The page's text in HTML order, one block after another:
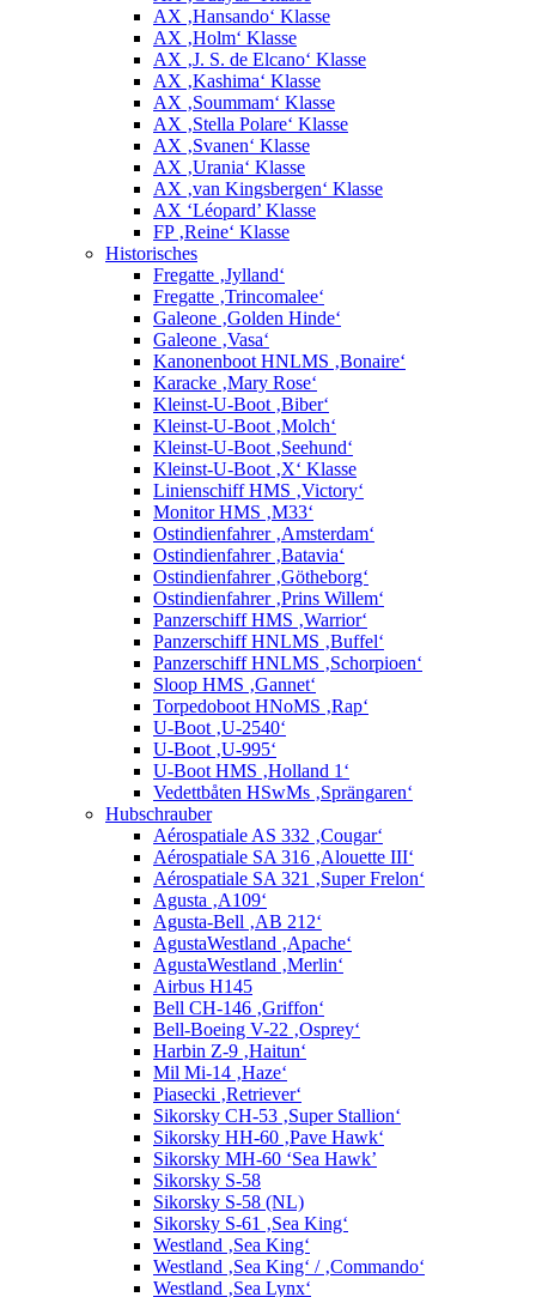
AX ‚Hansando‘ Klasse
AX ‚Holm‘ Klasse
AX ‚J. S. de Elcano‘ Klasse
AX ‚Kashima‘ Klasse
AX ‚Soummam‘ Klasse
AX ‚Stella Polare‘ Klasse
AX ‚Svanen‘ Klasse
AX ‚Urania‘ Klasse
AX ‚van Kingsbergen‘ Klasse
AX ‘Léopard’ Klasse
FP ‚Reine‘ Klasse
Historisches
Fregatte ‚Jylland‘
Fregatte ‚Trincomalee‘
Galeone ‚Golden Hinde‘
Galeone ‚Vasa‘
Kanonenboot HNLMS ‚Bonaire‘
Karacke ‚Mary Rose‘
Kleinst-U-Boot ‚Biber‘
Kleinst-U-Boot ‚Molch‘
Kleinst-U-Boot ‚Seehund‘
Kleinst-U-Boot ‚X‘ Klasse
Linienschiff HMS ‚Victory‘
Monitor HMS ‚M33‘
Ostindienfahrer ‚Amsterdam‘
Ostindienfahrer ‚Batavia‘
Ostindienfahrer ‚Götheborg‘
Ostindienfahrer ‚Prins Willem‘
Panzerschiff HMS ‚Warrior‘
Panzerschiff HNLMS ‚Buffel‘
Panzerschiff HNLMS ‚Schorpioen‘
Sloop HMS ‚Gannet‘
Torpedoboot HNoMS ‚Rap‘
U-Boot ‚U-2540‘
U-Boot ‚U-995‘
U-Boot HMS ‚Holland 1‘
Vedettbåten HSwMs ‚Sprängaren‘
Hubschrauber
Aérospatiale AS 332 ‚Cougar‘
Aérospatiale SA 316 ‚Alouette III‘
Aérospatiale SA 321 ‚Super Frelon‘
Agusta ‚A109‘
Agusta-Bell ‚AB 212‘
AgustaWestland ‚Apache‘
AgustaWestland ‚Merlin‘
Airbus H145
Bell CH-146 ‚Griffon‘
Bell-Boeing V-22 ‚Osprey‘
Harbin Z-9 ‚Haitun‘
Mil Mi-14 ‚Haze‘
Piasecki ‚Retriever‘
Sikorsky CH-53 ‚Super Stallion‘
Sikorsky HH-60 ‚Pave Hawk‘
Sikorsky MH-60 ‘Sea Hawk’
Sikorsky S-58
Sikorsky S-58 (NL)
Sikorsky S-61 ‚Sea King‘
Westland ‚Sea King‘
Westland ‚Sea King‘ / ‚Commando‘
Westland ‚Sea Lynx‘